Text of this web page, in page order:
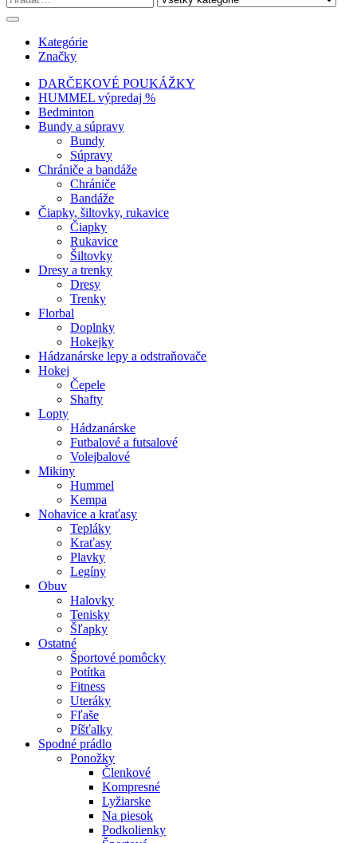
Kategórie
Značky
DARČEKOVÉ POUKÁŽKY
HUMMEL výpredaj %
Bedminton
Bundy a súpravy
Bundy
Súpravy
Chrániče a bandáže
Chrániče
Bandáže
Čiapky, šiltovky, rukavice
Čiapky
Rukavice
Šiltovky
Dresy a trenky
Dresy
Trenky
Florbal
Doplnky
Hokejky
Hádzanárske lepy a odstraňovače
Hokej
Čepele
Shafty
Lopty
Hádzanárske
Futbalové a futsalové
Volejbalové
Mikiny
Hummel
Kempa
Nohavice a kraťasy
Tepláky
Kraťasy
Plavky
Legíny
Obuv
Halovky
Tenisky
Šľapky
Ostatné
Športové pomôcky
Potítka
Fitness
Uteráky
Fľaše
Píšťalky
Spodné prádlo
Ponožky
Členkové
Kompresné
Lyžiarske
Na piesok
Podkolienky